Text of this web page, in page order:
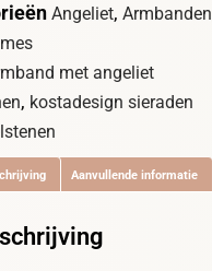
Angeliet, Armbanden
met angeliet
, kostadesign sieraden
Aanvullende informatie